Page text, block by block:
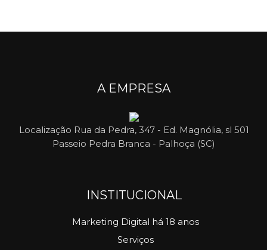
A EMPRESA
Localização Rua da Pedra, 347 - Ed. Magnólia, sl 501
Passeio Pedra Branca - Palhoça (SC)
INSTITUCIONAL
Marketing Digital há 18 anos
Serviços